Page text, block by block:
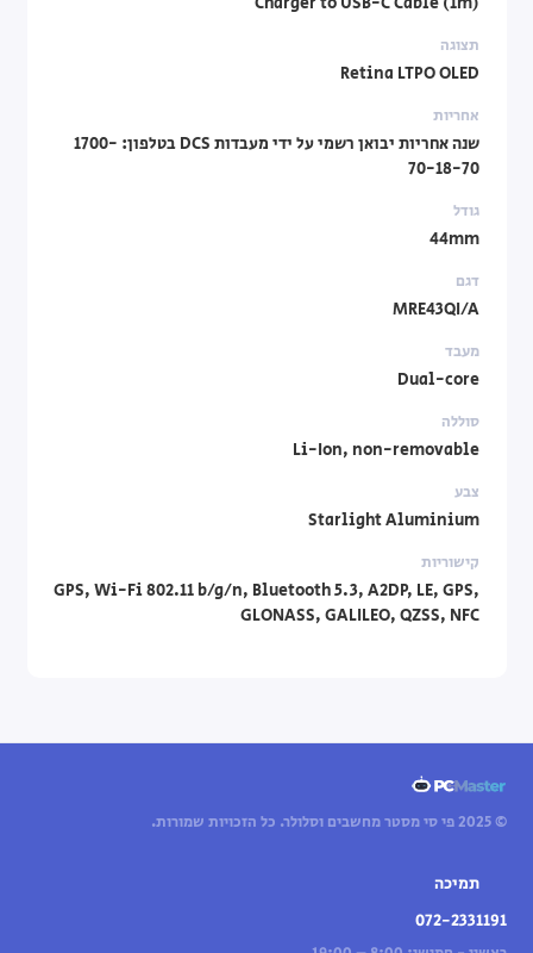
תצוגה
Retina LTPO OLED
אחריות
שנה אחריות יבואן רשמי על ידי מעבדות DCS בטלפון: 1700-
70-18-70
גודל
44mm
דגם
MRE43QI/A
מעבד
Dual-core
סוללה
Li-Ion, non-removable
צבע
Starlight Aluminium
קישוריות
GPS, Wi-Fi 802.11 b/g/n, Bluetooth 5.3, A2DP, LE, GPS,
GLONASS, GALILEO, QZSS, NFC
© 2025 פי סי מסטר מחשבים וסלולר. כל הזכויות שמורות.
תמיכה
072-2331191